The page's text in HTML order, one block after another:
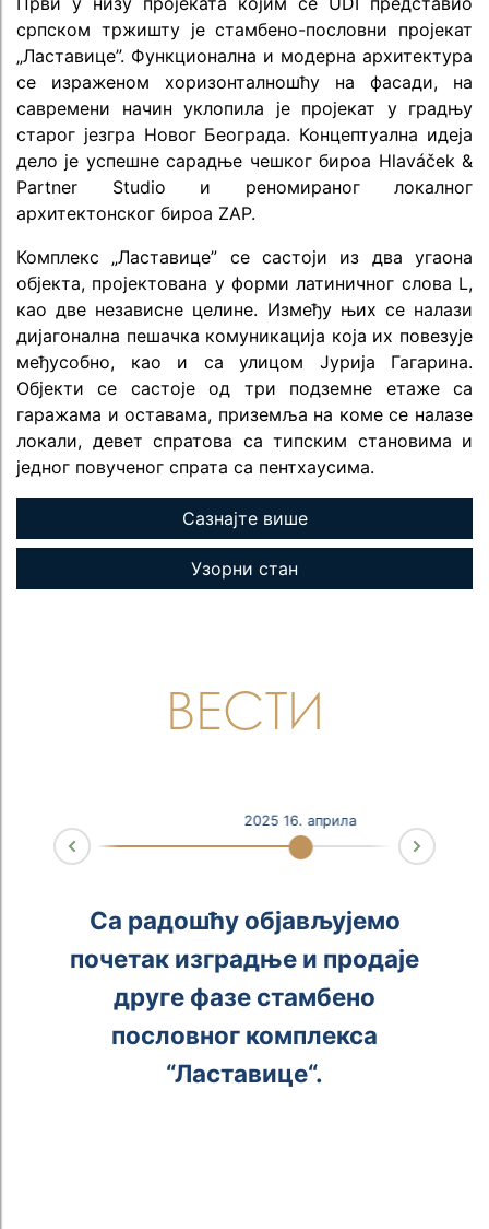
српском тржишту је стамбено-пословни пројекат
„Ластавице”. Функционална и модерна архитектура
се израженом хоризонталношћу на фасади, на
савремени начин уклопила је пројекат у градњу
старог језгра Новог Београда. Концептуална идеја
дело је успешне сарадње чешког бироа Hlaváček &
Partner Studio и реномираног локалног
архитектонског бироа ZAP.
Комплекс „Ластавице” се састоји из два угаона
објекта, пројектована у форми латиничног слова L,
као две независне целине. Између њих се налази
дијагонална пешачка комуникација која их повезује
међусобно, као и са улицом Јурија Гагарина.
Објекти се састојe од три подземне етаже са
гаражама и оставама, приземља на коме се налазе
локали, девет спратова са типским cтановима и
једног повученог спрата са пентхаусима.
Сазнајте више
Узорни стан
ВЕСТИ
2025 16. априла
Prev Next
Са радошћу објављујемо
почетак изградње и продаје
друге фазе стамбено
пословног комплекса
“Ластавице“.